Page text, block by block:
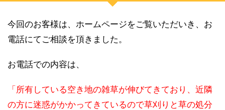
今回のお客様は、ホームページをご覧いただいき、お
電話にてご相談を頂きました。
お電話での内容は、
「所有している空き地の雑草が伸びてきており、近隣
の方に迷惑がかかってきているので草刈りと草の処分